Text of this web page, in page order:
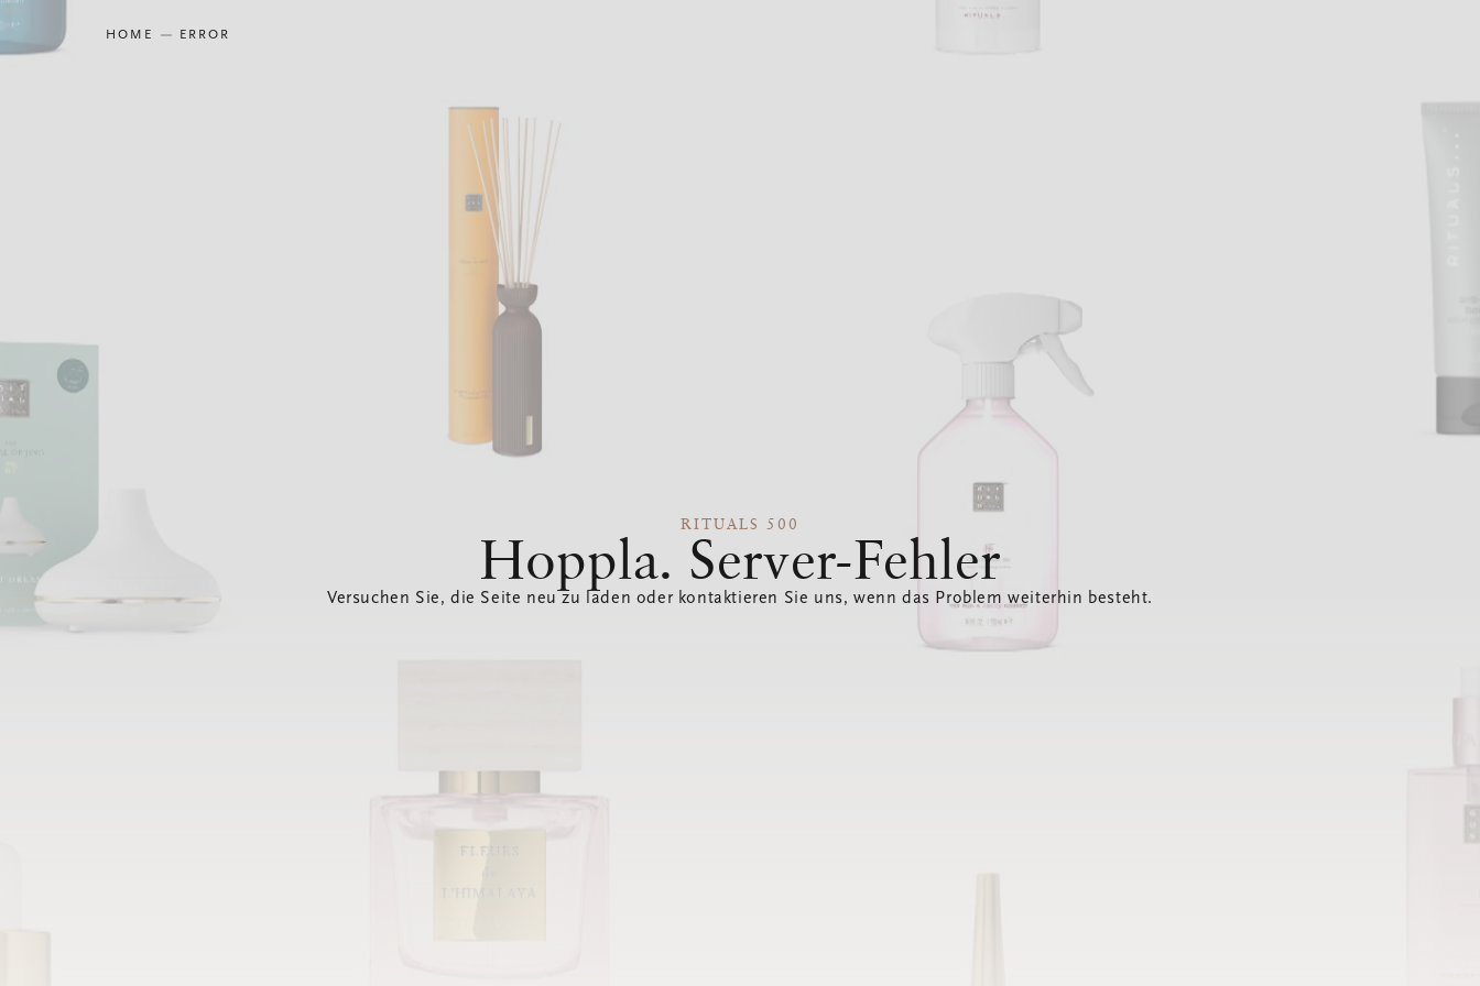
HOME ERROR
RITUALS 500
Hoppla. Server-Fehler
Versuchen Sie, die Seite neu zu laden oder kontaktieren Sie uns, wenn das Problem weiterhin besteht.